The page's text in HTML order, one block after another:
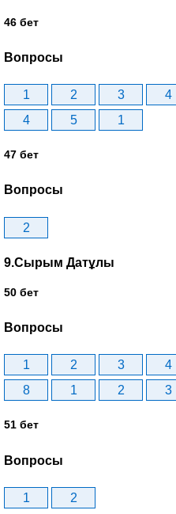
46 бет
Вопросы
1 2 3 4
4
5 1
47 бет
Вопросы
2
9.Сырым Датұлы
50 бет
Вопросы
1 2 3 4
8
1 2 3
51 бет
Вопросы
1 2